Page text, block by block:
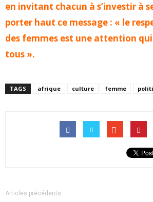
en invitant chacun à s’investir à
porter haut ce message : « le
des femmes est une attention
tous ».
TAGS afrique culture femme
Articles précédents